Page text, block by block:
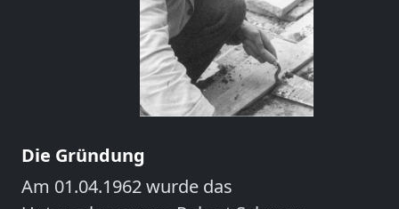
Die Gründung
Am 01.04.1962 wurde das